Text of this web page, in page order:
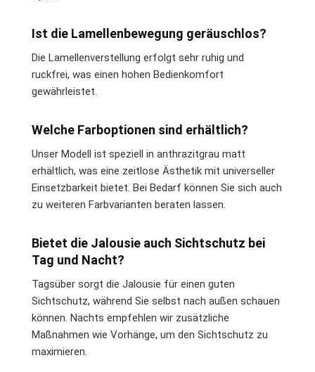
Ist die Lamellenbewegung geräuschlos?
Die Lamellenverstellung erfolgt sehr ruhig und
ruckfrei, was einen hohen Bedienkomfort
gewährleistet.
Welche Farboptionen sind erhältlich?
Unser Modell ist speziell in anthrazitgrau matt
erhältlich, was eine zeitlose Ästhetik mit universeller
Einsetzbarkeit bietet. Bei Bedarf können Sie sich auch
zu weiteren Farbvarianten beraten lassen.
Bietet die Jalousie auch Sichtschutz bei
Tag und Nacht?
Tagsüber sorgt die Jalousie für einen guten
Sichtschutz, während Sie selbst nach außen schauen
können. Nachts empfehlen wir zusätzliche
Maßnahmen wie Vorhänge, um den Sichtschutz zu
maximieren.